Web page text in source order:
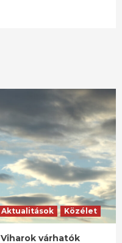
Aktualitások Közélet
Viharok várhatók